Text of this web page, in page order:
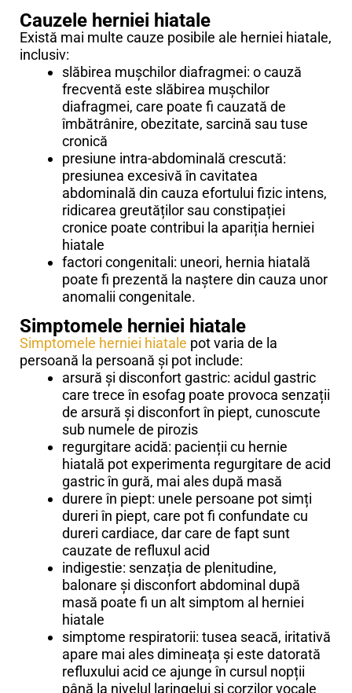
Cauzele herniei hiatale
Există mai multe cauze posibile ale herniei hiatale,
inclusiv:
slăbirea mușchilor diafragmei: o cauză
frecventă este slăbirea mușchilor
diafragmei, care poate fi cauzată de
îmbătrânire, obezitate, sarcină sau tuse
cronică
presiune intra-abdominală crescută:
presiunea excesivă în cavitatea
abdominală din cauza efortului fizic intens,
ridicarea greutăților sau constipației
cronice poate contribui la apariția herniei
hiatale
factori congenitali: uneori, hernia hiatală
poate fi prezentă la naștere din cauza unor
anomalii congenitale.
Simptomele herniei hiatale
Simptomele herniei hiatale pot varia de la
persoană la persoană și pot include:
arsură și disconfort gastric: acidul gastric
care trece în esofag poate provoca senzații
de arsură și disconfort în piept, cunoscute
sub numele de pirozis
regurgitare acidă: pacienții cu hernie
hiatală pot experimenta regurgitare de acid
gastric în gură, mai ales după masă
durere în piept: unele persoane pot simți
dureri în piept, care pot fi confundate cu
dureri cardiace, dar care de fapt sunt
cauzate de refluxul acid
indigestie: senzația de plenitudine,
balonare și disconfort abdominal după
masă poate fi un alt simptom al herniei
hiatale
simptome respiratorii: tusea seacă, iritativă
apare mai ales dimineața și este datorată
refluxului acid ce ajunge în cursul nopții
până la nivelul laringelui si corzilor vocale